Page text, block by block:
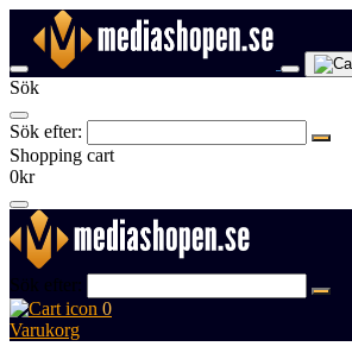
Sök
Sök efter:
Shopping cart
0kr
Sök efter:
0
Varukorg